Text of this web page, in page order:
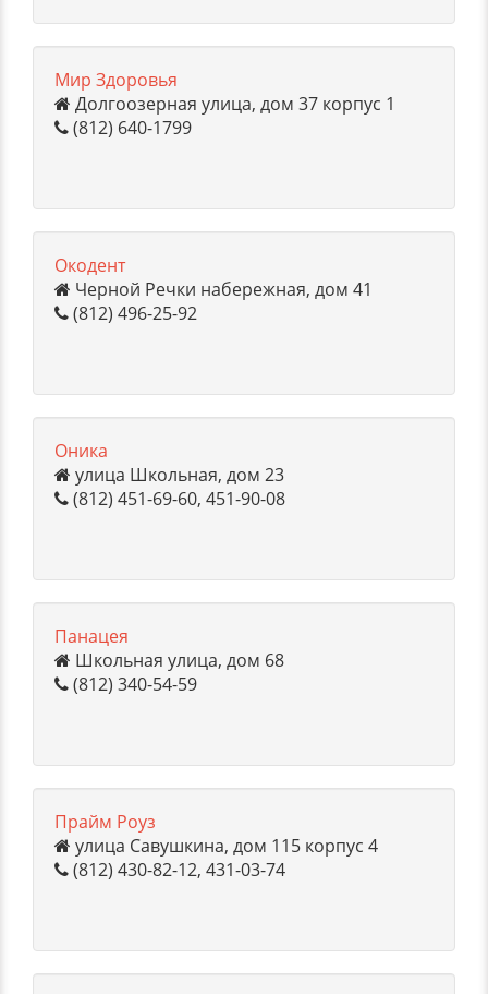
Мир Здоровья
Долгоозерная улица, дом 37 корпус 1
(812) 640-1799
Окодент
Черной Речки набережная, дом 41
(812) 496-25-92
Оника
улица Школьная, дом 23
(812) 451-69-60, 451-90-08
Панацея
Школьная улица, дом 68
(812) 340-54-59
Прайм Роуз
улица Савушкина, дом 115 корпус 4
(812) 430-82-12, 431-03-74